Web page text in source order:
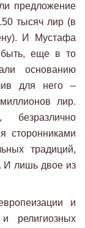
предложение
тысяч лир (в
И Мустафа
еще в то
основанию
для него –
лир.
сторонниками
традиций,
И лишь двое из
и
религиозных